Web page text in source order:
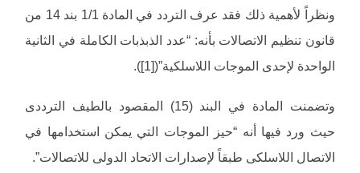
ونظراً لأهمية ذلك فقد عرف التردد في المادة 1/1 بند 14 من
قانون تنظيم الاتصالات بأنه: “عدد الذبذبات الكاملة في الثانية
الواحدة لإحدى الموجات اللاسلكية”([1]).
وتضمنت المادة في البند (15) المقصود بالطيف الترددى
حيث ورد فيها أنه “حيز الموجات التي يمكن استخدامها في
الاتصال اللاسلكى طبقاً لإصدارات الاتحاد الدولى للاتصالات”.